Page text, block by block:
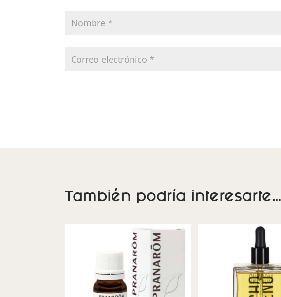
También podría interesarte…